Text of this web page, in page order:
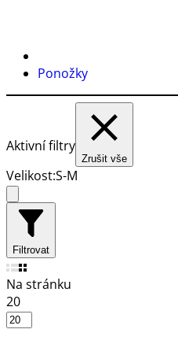
Ponožky
Aktivní filtry
Zrušit vše
Velikost:S-M
Filtrovat
Na stránku
20